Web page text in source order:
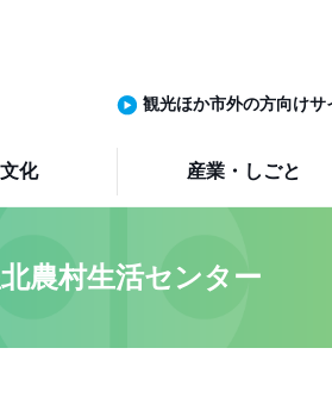
化 産業・しごと
観光ほか市外の方向けサ
農村生活センター